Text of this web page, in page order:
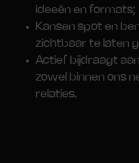
ideeën en formats;
Kansen spot en
zichtbaar te laten
Actief bijdraagt
zowel binnen ons
relaties.